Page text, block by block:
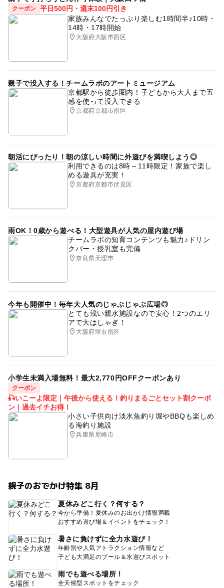
クーポン 平日500円・週末100円引き
家族みんなでたっぷり楽しむ1時間半♪10時・
14時・17時開始
大阪府大阪市西区
親子で没入する！チームラボのアートミュージアム
京都駅から徒歩圏内！子どもから大人まで五
感を使って没入できる
京都府京都市南区
朝活にぴったり！朝の涼しい時間に外遊びを満喫しよう◎
利用できるのは8時～11時限定！家族で楽し
める遊具が充実！
京都府京都市伏見区
雨OK！0歳から遊べる！大型遊具が人気の屋内遊び場
チームラボの知育コンテンツも魅力♪ドリン
クバー・授乳室も完備
奈良県天理市
今年も開催中！毎年大人気のじゃぶじゃぶ広場◎
とても浅い親水施設なので安心！2つのエリ
アで大はしゃぎ！
大阪府堺市南区
小学生未満入場無料！最大2,770円OFFクーポンあり
クーポン
🎣いこーよ限定｜午後から使える！釣りまるごとセット割クーポ
ン｜過去イチお得！
小さい子供向け淡水魚釣り堀やBBQも楽しめ
る海釣り施設
兵庫県尼崎市
親子のおでかけ特集 8月
夏休みどこ行く？何する？
今から準備！夏休みのお出かけ情報満載
おすすめ遊び場＆イベントをチェック！
暑さに負けずに全力水遊び！
年齢別や人気アトラクション情報など
子ども大満足のプール＆水遊びスポット
雨でも遊べる場所！
全天候型スポットをチェック